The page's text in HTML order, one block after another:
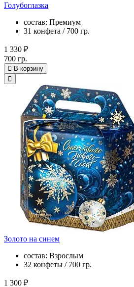
Голубоглазка
состав: Премиум
31 конфета / 700 гр.
1 330 ₽
700 гр.
В корзину
Золото на синем
состав: Взрослым
32 конфеты / 700 гр.
1 300 ₽